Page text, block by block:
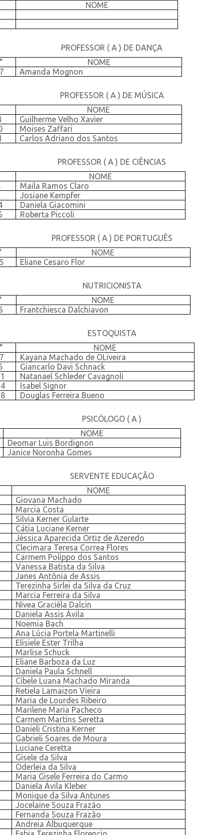
NOME
PROFESSOR ( A ) DE DANÇA
NOME
Amanda Mognon
PROFESSOR ( A ) DE MÚSICA
NOME
Guilherme Velho Xavier
Moises Zaffari
Carlos Adriano dos Santos
PROFESSOR ( A ) DE CIÊNCIAS
NOME
Maila Ramos Claro
Josiane Kempfer
Daniela Giacomini
Roberta Piccoli
PROFESSOR ( A ) DE PORTUGUÊS
NOME
Eliane Cesaro Flor
NUTRICIONISTA
NOME
Frantchiesca Dalchiavon
ESTOQUISTA
NOME
Kayana Machado de OLiveira
Giancarlo Davi Schnack
Natanael Schleder Cavagnoli
Isabel Signor
Douglas Ferreira Bueno
PSICÓLOGO ( A )
NOME
Deomar Luis Bordignon
Janice Noronha Gomes
SERVENTE EDUCAÇÃO
NOME
Giovana Machado
Marcia Costa
Silvia Kerner Gularte
Cátia Luciane Kerner
Jéssica Aparecida Ortiz de Azeredo
Clecimara Teresa Correa Flores
Carmem Polippo dos Santos
Vanessa Batista da Silva
Janes Antônia de Assis
Terezinha Sirlei da Silva da Cruz
Marcia Ferreira da Silva
Nívea Graciéla Dalcin
Daniela Assis Ávila
Noemia Bach
Ana Lúcia Portela Martinelli
Elisiele Ester Trilha
Marlise Schuck
Eliane Barboza da Luz
Daniela Paula Schnell
Cibele Luana Machado Miranda
Retiela Lamaizon Vieira
Maria de Lourdes Ribeiro
Marilene Maria Pacheco
Carmem Martins Seretta
Danieli Cristina Kerner
Gabrieli Soares de Moura
Luciane Ceretta
Gisele da Silva
Oderleia da Silva
Maria Gisele Ferreira do Carmo
Daniela Ávila Kleber
Monique da Silva Antunes
Jocelaine Souza Frazão
Fernanda Souza Frazão
Andreia Albuquerque